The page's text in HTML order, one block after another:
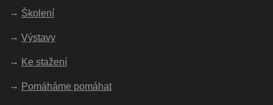
Školení
Výstavy
Ke stažení
Pomáháme pomáhat